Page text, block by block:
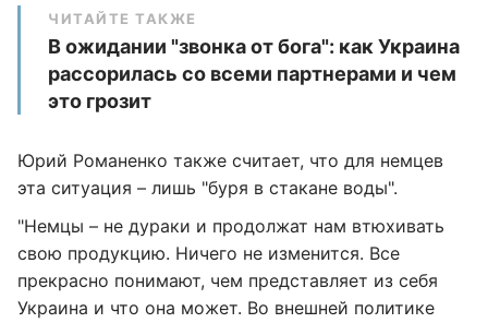
ЧИТАЙТЕ ТАКЖЕ
В ожидании "звонка от бога": как Украина
рассорилась со всеми партнерами и чем
это грозит
Юрий Романенко также считает, что для немцев
эта ситуация – лишь "буря в стакане воды".
"Немцы – не дураки и продолжат нам втюхивать
свою продукцию. Ничего не изменится. Все
прекрасно понимают, чем представляет из себя
Украина и что она может. Во внешней политике